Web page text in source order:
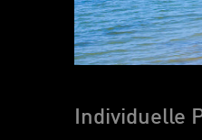
Individuelle